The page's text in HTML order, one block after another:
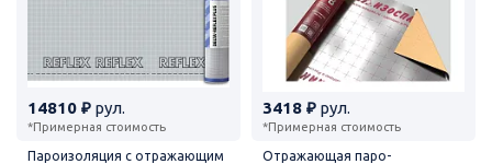
14810 ₽ рул.
*Примерная стоимость
Пароизоляция с отражающим
3418 ₽ рул.
*Примерная стоимость
Отражающая паро-